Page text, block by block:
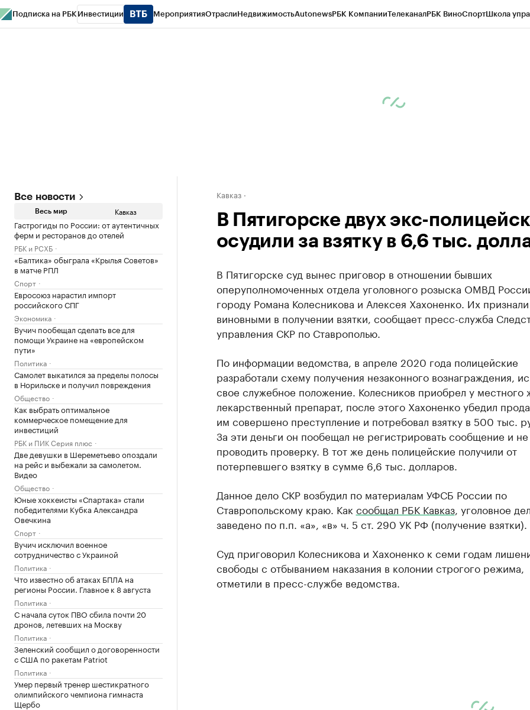
Подписка на РБК Инвестиции МероприятияОтраслиНедвижимостьAutonewsРБК КомпанииТелеканалРБК ВиноСпортШкола
Все новости
Весь мир Кавказ
Гастрогиды по России: от аутентичных
ферм и ресторанов до отелей
РБК и РСХБ
«Балтика» обыграла «Крылья Советов»
в матче РПЛ
Спорт
Евросоюз нарастил импорт
российского СПГ
Экономика
Вучич пообещал сделать все для
помощи Украине на «европейском
пути»
Политика
Самолет выкатился за пределы полосы
в Норильске и получил повреждения
Общество
Как выбрать оптимальное
коммерческое помещение для
инвестиций
РБК и ПИК Серия плюс
Две девушки в Шереметьево опоздали
на рейс и выбежали за самолетом.
Видео
Общество
Юные хоккеисты «Спартака» стали
победителями Кубка Александра
Овечкина
Спорт
Вучич исключил военное
сотрудничество с Украиной
Политика
Что известно об атаках БПЛА на
регионы России. Главное к 8 августа
Политика
С начала суток ПВО сбила почти 20
дронов, летевших на Москву
Политика
Зеленский сообщил о договоренности
с США по ракетам Patriot
Политика
Умер первый тренер шестикратного
олимпийского чемпиона гимнаста
Щербо
Кавказ
В Пятигорске двух экс-
осудили за взятку в 6,6 тыс.
В Пятигорске суд вынес приговор в отношении бывших
оперуполномоченных отдела уголовного розыска ОМВД
городу Романа Колесникова и Алексея Хахоненко. Их признали
виновными в получении взятки, сообщает пресс-служба
управления СКР по Ставрополью.
По информации ведомства, в апреле 2020 года полицейские
разработали схему получения незаконного вознаграждения,
свое служебное положение. Колесников приобрел у местного
лекарственный препарат, после этого Хахоненко убедил
им совершено преступление и потребовал взятку в 500 тыс.
За эти деньги он пообещал не регистрировать сообщение и не
проводить проверку. В тот же день полицейские получили от
потерпевшего взятку в сумме 6,6 тыс. долларов.
Данное дело СКР возбудил по материалам УФСБ России по
Ставропольскому краю. Как сообщал РБК Кавказ, уголовное
заведено по п.п. «а», «в» ч. 5 ст. 290 УК РФ (получение взятки).
Суд приговорил Колесникова и Хахоненко к семи годам
свободы с отбыванием наказания в колонии строгого режима,
отметили в пресс-службе ведомства.